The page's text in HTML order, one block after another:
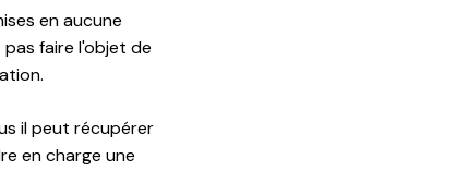
en aucune
faire l'objet de
il peut récupérer
en charge une